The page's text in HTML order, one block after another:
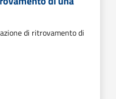
di ritrovamento di